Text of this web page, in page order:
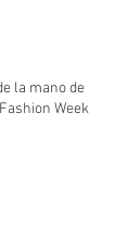
la mano de
Week